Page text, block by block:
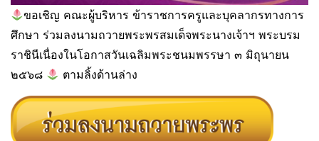
ขอเชิญ คณะผู้บริหาร ข้าราชการครูและบุคลากรทางการ
ศึกษา ร่วมลงนามถวายพระพรสมเด็จพระนางเจ้าฯ พระบรม
ราชินีเนื่องในโอกาสวันเฉลิมพระชนมพรรษา ๓ มิถุนายน
๒๕๖๘
ตามลิ้งด้านล่าง